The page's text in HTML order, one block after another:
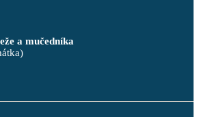
a mučedníka
barva